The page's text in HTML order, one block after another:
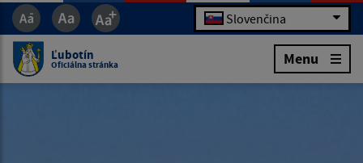
Slovenčina
Ľubotín
Oficiálna stránka Menu